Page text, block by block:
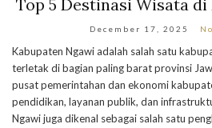
Top 5 Destinasi Wisata
December 17, 2025
Kabupaten Ngawi adalah salah satu
terletak di bagian paling barat provinsi
pusat pemerintahan dan ekonomi
pendidikan, layanan publik, dan
Ngawi juga dikenal sebagai salah satu